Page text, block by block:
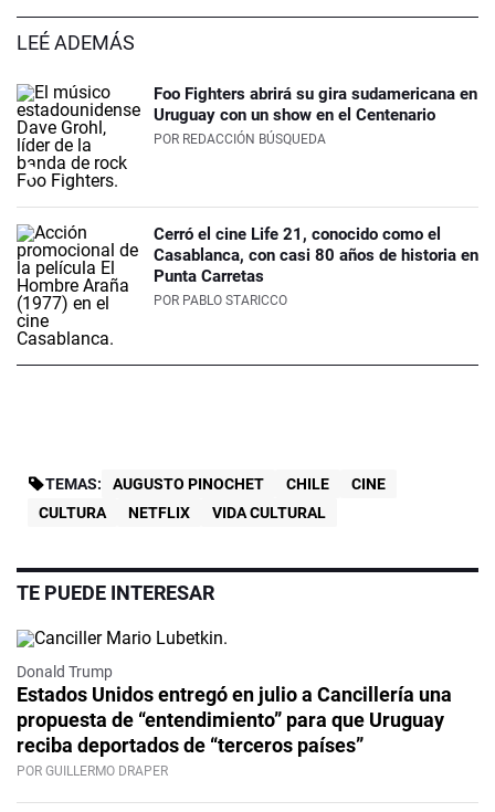
LEÉ ADEMÁS
Foo Fighters abrirá su gira sudamericana en
Uruguay con un show en el Centenario
POR REDACCIÓN BÚSQUEDA
Cerró el cine Life 21, conocido como el
Casablanca, con casi 80 años de historia en
Punta Carretas
POR PABLO STARICCO
TEMAS: AUGUSTO PINOCHET CHILE
CINE
CULTURA
NETFLIX VIDA CULTURAL
TE PUEDE INTERESAR
Donald Trump
Estados Unidos entregó en julio a Cancillería una
propuesta de “entendimiento” para que Uruguay
reciba deportados de “terceros países”
POR GUILLERMO DRAPER